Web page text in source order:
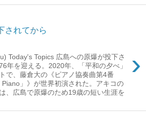
されてから
›
Today's Topics 広島への原爆が投下さ
年を迎える。2020年、「平和の夕べ」
で、藤倉大の《ピアノ協奏曲第4番
Piano」》が世界初演された。アキコの
、広島で原爆のため19歳の短い生涯を